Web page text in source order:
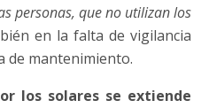
personas, que no utilizan los
en la falta de vigilancia
de mantenimiento.
los solares se extiende